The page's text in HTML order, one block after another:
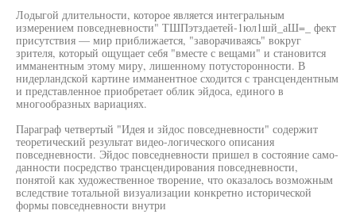
Лодыгой длительности, которое является интегральным
измерением повседневности" ТШПэтздаетей-1юл1шй_аШ=_ фект
присутствия — мир приближается, "заворачиваясь" вокруг
зрителя, который ощущает себя "вместе с вещами" и становится
имманентным этому миру, лишенному потусторонности. В
нидерландской картине имманентное сходится с трансцендентным
и представленное приобретает облик эйдоса, единого в
многообразных вариациях.
Параграф четвертый "Идея и зйдос повседневности" содержит
теоретический результат видео-логического описания
повседневности. Эйдос повседневности пришел в состояние само-
данности посредство трансцендирования повседневности,
понятой как художественное творение, что оказалось возможным
вследствие тотальной визуализации конкретно исторической
формы повседневности внутри